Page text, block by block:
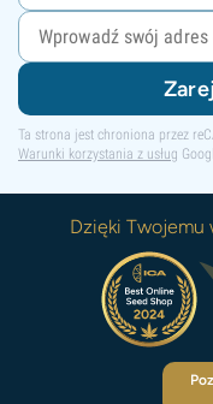
Ta strona jest chroniona przez
Warunki korzystania z usług
Dzięki Twojemu